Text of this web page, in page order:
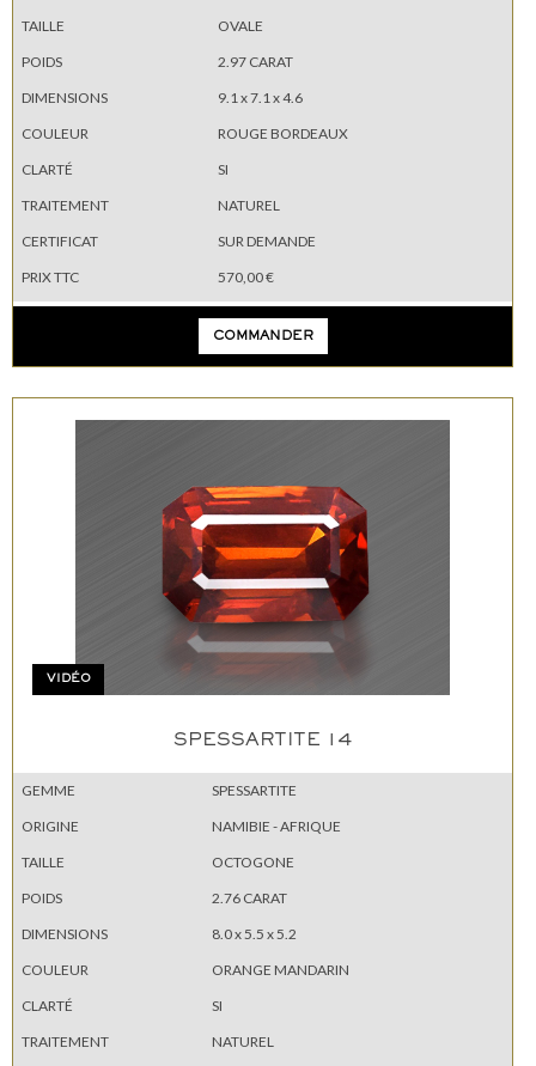
TAILLE
OVALE
POIDS
2.97 CARAT
DIMENSIONS
9.1 x 7.1 x 4.6
COULEUR
ROUGE BORDEAUX
CLARTÉ
SI
TRAITEMENT
NATUREL
CERTIFICAT
SUR DEMANDE
PRIX TTC
570,00 €
COMMANDER
VIDÉO
SPESSARTITE 14
GEMME
SPESSARTITE
ORIGINE
NAMIBIE - AFRIQUE
TAILLE
OCTOGONE
POIDS
2.76 CARAT
DIMENSIONS
8.0 x 5.5 x 5.2
COULEUR
ORANGE MANDARIN
CLARTÉ
SI
TRAITEMENT
NATUREL